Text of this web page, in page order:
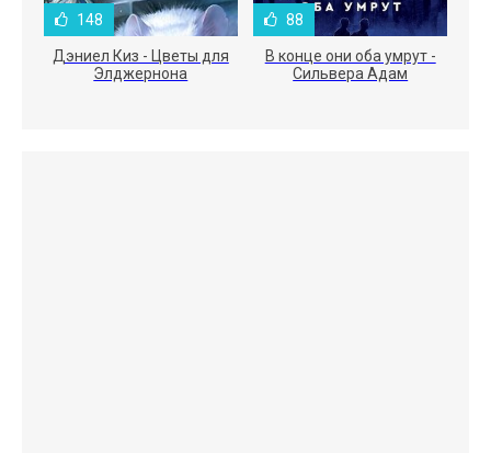
148
Дэниел Киз - Цветы для
Элджернона
88
В конце они оба умрут -
Сильвера Адам